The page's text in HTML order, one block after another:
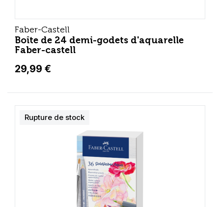
Faber-Castell
Boîte de 24 demi-godets d'aquarelle
Faber-castell
29,99 €
Rupture de stock